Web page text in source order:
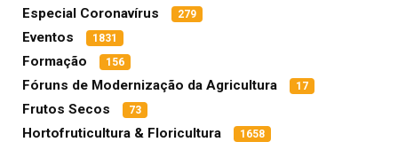
Especial Coronavírus 279
Eventos 1831
Formação 156
Fóruns de Modernização da Agricultura 17
Frutos Secos 73
Hortofruticultura & Floricultura 1658